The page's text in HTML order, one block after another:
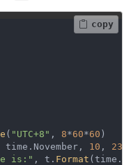
( "UTC+8" , 8*60*60 )
time.November, 10 , 23
is:" , t. Format
copy